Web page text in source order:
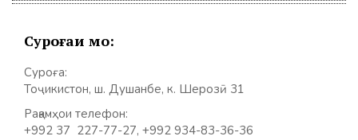
Суроғаи мо:
Суроға:
Тоҷикистон, ш. Душанбе, к. Шерозӣ 31
Рақамҳои телефон:
+992 37 227-77-27, +992 934-83-36-36